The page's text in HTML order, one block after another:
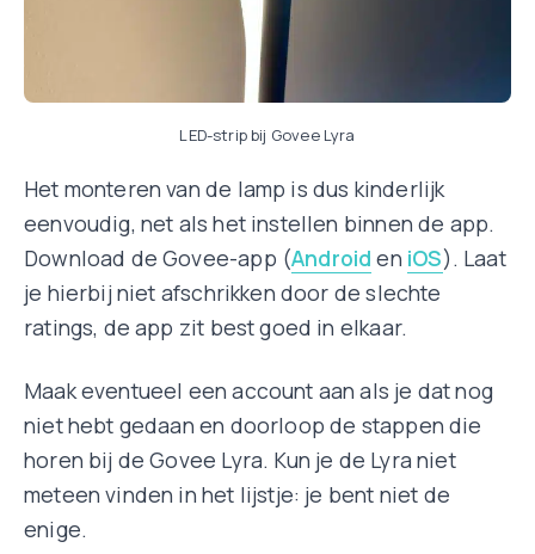
LED-strip bij Govee Lyra
Het monteren van de lamp is dus kinderlijk
eenvoudig, net als het instellen binnen de app.
Download de Govee-app (Android en iOS). Laat
je hierbij niet afschrikken door de slechte
ratings, de app zit best goed in elkaar.
Maak eventueel een account aan als je dat nog
niet hebt gedaan en doorloop de stappen die
horen bij de Govee Lyra. Kun je de Lyra niet
meteen vinden in het lijstje: je bent niet de
enige.